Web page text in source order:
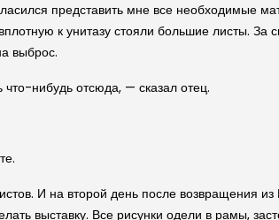
представить мне все необходимые
к унитазу стояли большие листы.
выброс.
нибудь отсюда, — сказал отец.
И на второй день после возвращения
выставку. Все рисунки одели в рамы,